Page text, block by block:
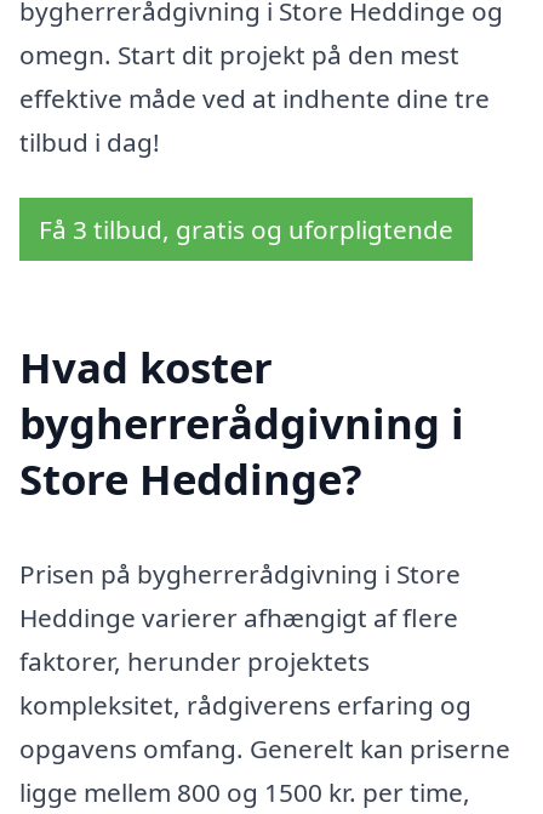
bygherrerådgivning i Store Heddinge og
omegn. Start dit projekt på den mest
effektive måde ved at indhente dine tre
tilbud i dag!
Få 3 tilbud, gratis og uforpligtende
Hvad koster
bygherrerådgivning i
Store Heddinge?
Prisen på bygherrerådgivning i Store
Heddinge varierer afhængigt af flere
faktorer, herunder projektets
kompleksitet, rådgiverens erfaring og
opgavens omfang. Generelt kan priserne
ligge mellem 800 og 1500 kr. per time,